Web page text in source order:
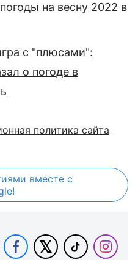
на весну 2022 в
с "плюсами":
о погоде в
политика сайта
вместе с